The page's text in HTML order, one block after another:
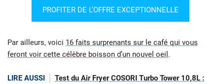
PROFITER DE L’OFFRE EXCEPTIONNELLE
Par ailleurs, voici 16 faits surprenants sur le café qui vous
feront voir cette célèbre boisson d’un nouvel oeil .
LIRE AUSSI
Test du Air Fryer COSORI Turbo Tower 10,8L :